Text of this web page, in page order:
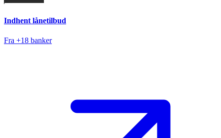
Indhent lånetilbud
Fra +18 banker